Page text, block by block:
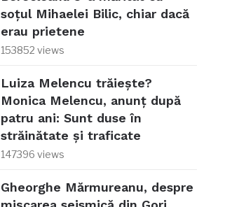
soțul Mihaelei Bilic, chiar dacă
erau prietene
153852 views
Luiza Melencu trăiește?
Monica Melencu, anunț după
patru ani: Sunt duse în
străinătate și traficate
147396 views
Gheorghe Mărmureanu, despre